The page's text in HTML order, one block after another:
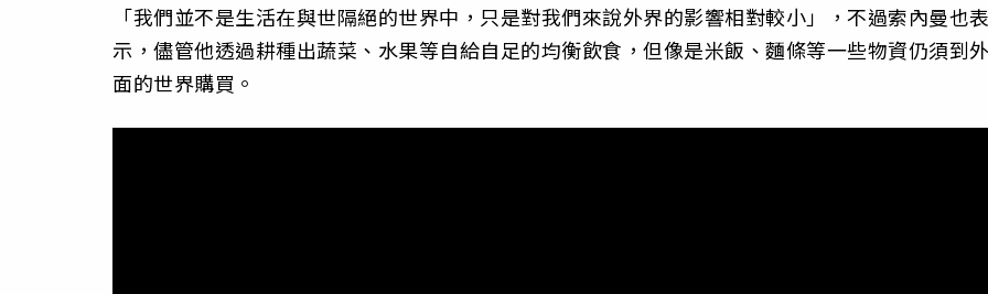
「我們並不是生活在與世隔絕的世界中，只是對我們來說外界的影響相對較小」，不過索內曼也表
示，儘管他透過耕種出蔬菜、水果等自給自足的均衡飲食，但像是米飯、麵條等一些物資仍須到外
面的世界購買。